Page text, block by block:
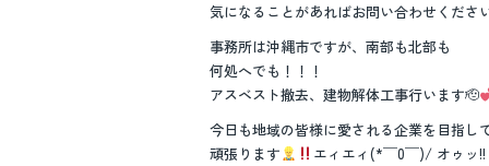
気になることがあればお問い合わせください
事務所は沖縄市ですが、南部も北部も
何処へでも！！！
アスベスト撤去、建物解体工事行います🫡
今日も地域の皆様に愛される企業を目指し
頑張ります
エィエィ(*￣0￣)/ オゥッ!!